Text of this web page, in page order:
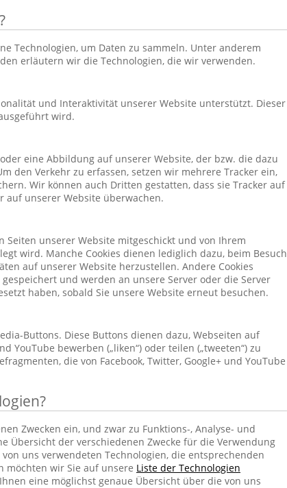
Technologien, um Daten zu sammeln. Unter anderem
erläutern wir die Technologien, die wir verwenden.
und Interaktivität unserer Website unterstützt. Dieser
wird.
eine Abbildung auf unserer Website, der bzw. die dazu
den Verkehr zu erfassen, setzen wir mehrere Tracker ein,
Wir können auch Dritten gestatten, dass sie Tracker auf
auf unserer Website überwachen.
Seiten unserer Website mitgeschickt und von Ihrem
wird. Manche Cookies dienen lediglich dazu, beim Besuch
auf unserer Website herzustellen. Andere Cookies
und werden an unsere Server oder die Server
haben, sobald Sie unsere Website erneut besuchen.
Buttons. Diese Buttons dienen dazu, Webseiten auf
YouTube bewerben („liken“) oder teilen („tweeten“) zu
die von Facebook, Twitter, Google+ und YouTube
Zwecken ein, und zwar zu Funktions-, Analyse- und
Übersicht der verschiedenen Zwecke für die Verwendung
uns verwendeten Technologien, die entsprechenden
möchten wir Sie auf unsere Liste der Technologien
eine möglichst genaue Übersicht über die von uns